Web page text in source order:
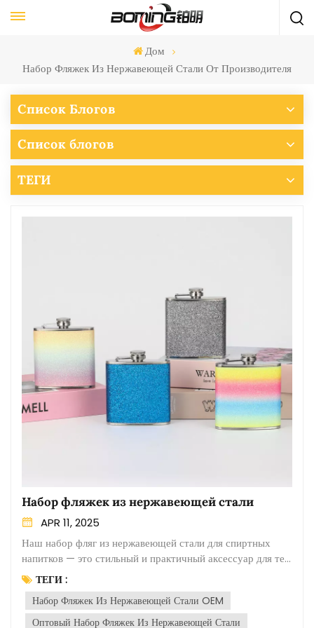
Дом
Набор Фляжек Из Нержавеющей Стали От Производителя
Список Блогов
Список блогов
ТЕГИ
Набор фляжек из нержавеющей стали
APR 11, 2025
Наш набор фляг из нержавеющей стали для спиртных
напитков — это стильный и практичный аксессуар для тех,
кто любит потягивать свои любимые спиртные напитки на
ходу. Изготовленный из высококачественной
нержавеющей стали, этот набор фляг разработан для
обеспечения прочности, долговечности и
ТЕГИ :
Набор Фляжек Из Нержавеющей Стали OEM
Оптовый Набор Фляжек Из Нержавеющей Стали